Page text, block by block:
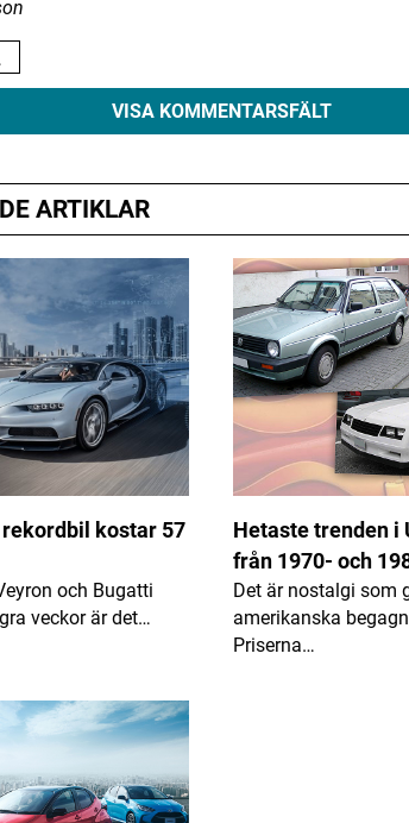
VISA KOMMENTARSFÄLT
ARTIKLAR
kostar 57
och Bugatti
veckor är det…
Hetaste trenden i
från 1970- och
Det är nostalgi som
amerikanska
Priserna…